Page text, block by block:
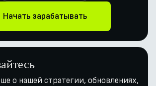
Начать зарабатывать
о нашей стратегии, обновлениях,